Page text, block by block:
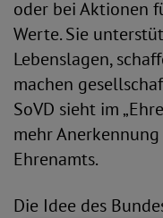
oder bei Aktionen
Werte. Sie
Lebenslagen,
machen
SoVD sieht im
mehr
Ehrenamts.
Die Idee des